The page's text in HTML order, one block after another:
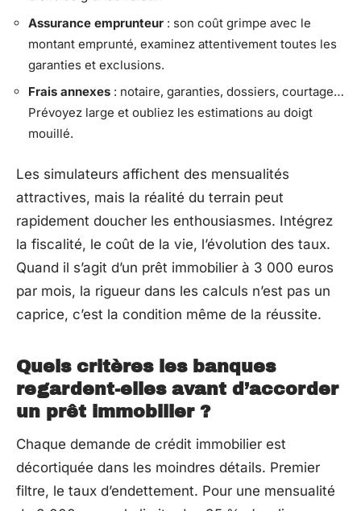
Assurance emprunteur : son coût grimpe avec le
montant emprunté, examinez attentivement toutes les
garanties et exclusions.
Frais annexes : notaire, garanties, dossiers, courtage…
Prévoyez large et oubliez les estimations au doigt
mouillé.
Les simulateurs affichent des mensualités
attractives, mais la réalité du terrain peut
rapidement doucher les enthousiasmes. Intégrez
la fiscalité, le coût de la vie, l’évolution des taux.
Quand il s’agit d’un prêt immobilier à 3 000 euros
par mois, la rigueur dans les calculs n’est pas un
caprice, c’est la condition même de la réussite.
Quels critères les banques
regardent-elles avant d’accorder
un prêt immobilier ?
Chaque demande de crédit immobilier est
décortiquée dans les moindres détails. Premier
filtre, le taux d’endettement. Pour une mensualité